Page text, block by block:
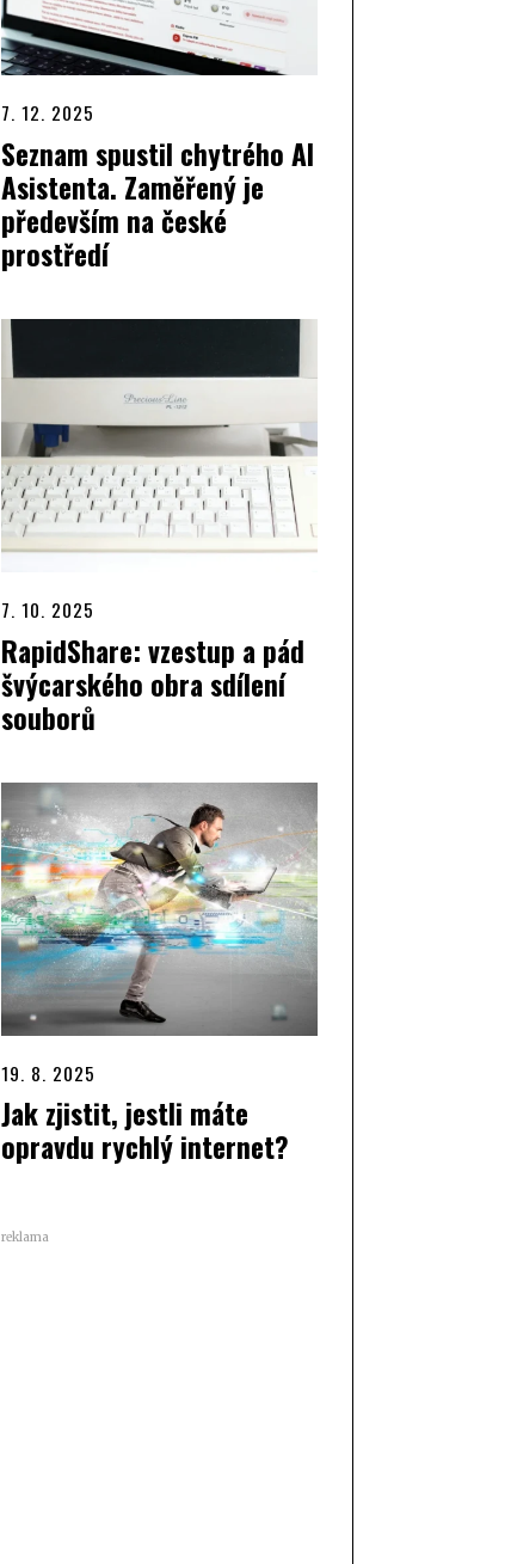
7. 12. 2025
Seznam spustil chytrého AI
Asistenta. Zaměřený je
především na české
prostředí
7. 10. 2025
RapidShare: vzestup a pád
švýcarského obra sdílení
souborů
19. 8. 2025
Jak zjistit, jestli máte
opravdu rychlý internet?
reklama